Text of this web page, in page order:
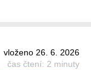
vloženo 26. 6. 2026
čas čtení: 2 minuty